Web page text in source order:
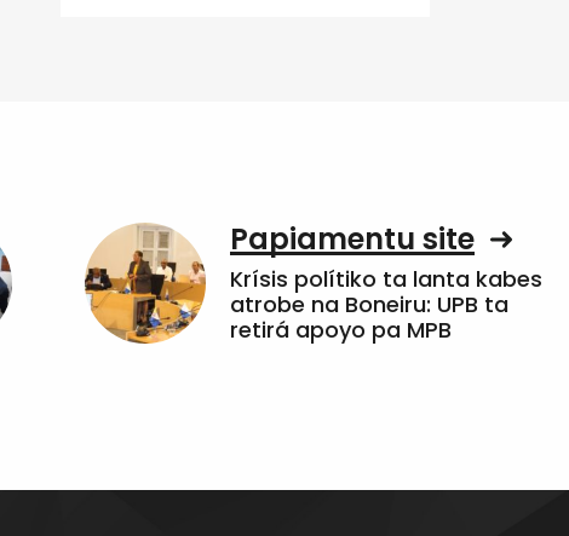
Papiamentu site
Krísis polítiko ta lanta kabes
atrobe na Boneiru: UPB ta
retirá apoyo pa MPB